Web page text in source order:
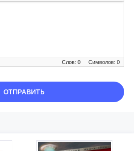
Символов: 0
Слов: 0
ОТПРАВИТЬ